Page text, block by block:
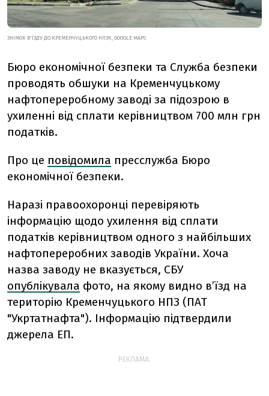
ЗНІМОК В'ЇЗДУ ДО КРЕМЕНЧУЦЬКОГО НПЗК, GOOGLE MAPS
Бюро економічної безпеки та Служба безпеки
проводять обшуки на Кременчуцькому
нафтопереробному заводі за підозрою в
ухиленні від сплати керівництвом 700 млн грн
податків.
Про це повідомила пресслужба Бюро
економічної безпеки.
Наразі правоохоронці перевіряють
інформацію щодо ухилення від сплати
податків керівництвом одного з найбільших
нафтопереробних заводів України. Хоча
назва заводу не вказується, СБУ
опублікувала фото, на якому видно в’їзд на
територію Кременчуцького НПЗ (ПАТ
"Укртатнафта"). Інформацію підтвердили
джерела ЕП.
РЕКЛАМА: